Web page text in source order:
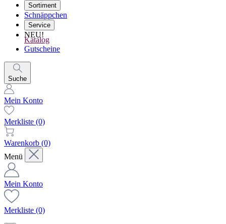
Sortiment
Schnäppchen
Service
NEU!
Katalog
Gutscheine
Suche
Mein Konto
Merkliste (0)
Warenkorb (0)
Menü
Mein Konto
Merkliste (0)